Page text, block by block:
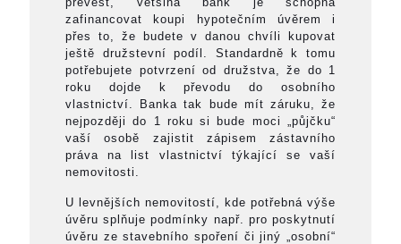
zafinancovat koupi hypotečním úvěrem i
přes to, že budete v danou chvíli kupovat
ještě družstevní podíl. Standardně k tomu
potřebujete potvrzení od družstva, že do 1
roku dojde k převodu do osobního
vlastnictví. Banka tak bude mít záruku, že
nejpozději do 1 roku si bude moci „půjčku“
vaší osobě zajistit zápisem zástavního
práva na list vlastnictví týkající se vaší
nemovitosti.
U levnějších nemovitostí, kde potřebná výše
úvěru splňuje podmínky např. pro poskytnutí
úvěru ze stavebního spoření či jiný „osobní“